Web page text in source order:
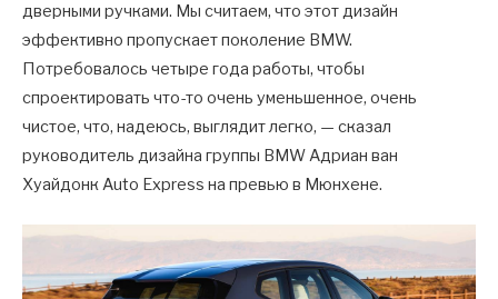
дверными ручками. Мы считаем, что этот дизайн
эффективно пропускает поколение BMW.
Потребовалось четыре года работы, чтобы
спроектировать что-то очень уменьшенное, очень
чистое, что, надеюсь, выглядит легко, — сказал
руководитель дизайна группы BMW Адриан ван
Хуайдонк Auto Express на превью в Мюнхене.